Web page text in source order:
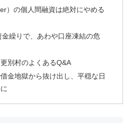
）の個人間融資は絶対にやめる
繰りで、あわや口座凍結の危
別村のよくあるQ&A
金地獄から抜け出し、平穏な日